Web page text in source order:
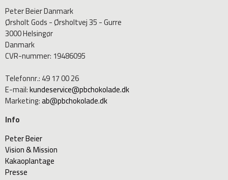
Peter Beier Danmark
Ørsholt Gods - Ørsholtvej 35 - Gurre
3000 Helsingør
Danmark
CVR-nummer: 19486095
Telefonnr.:49 17 00 26
E-mail:kundeservice@pbchokolade.dk
Marketing:ab@pbchokolade.dk
Info
Peter Beier
Vision & Mission
Kakaoplantage
Presse